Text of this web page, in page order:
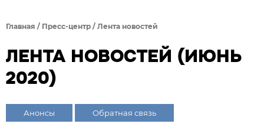
Главная / Пресс-центр / Лента новостей
ЛЕНТА НОВОСТЕЙ (ИЮНЬ
2020)
Анонсы Обратная связь